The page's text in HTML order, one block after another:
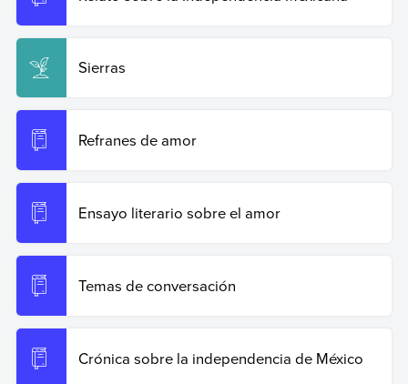
Sierras
Refranes de amor
Ensayo literario sobre el amor
Temas de conversación
Crónica sobre la independencia de México